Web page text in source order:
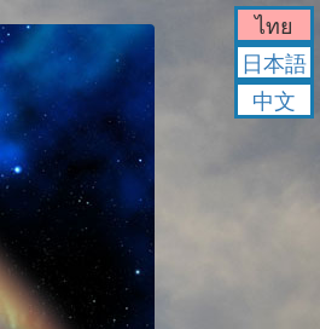
ไทย
日本語
中文